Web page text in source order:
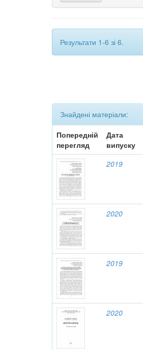
Результати 1-6 зі 6.
Знайдені матеріали:
Попередній
перегляд
Дата
випуску
2019
2020
2019
2020